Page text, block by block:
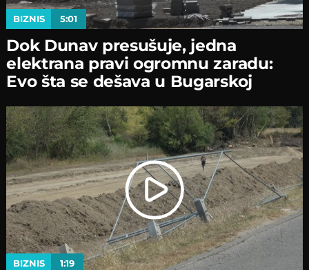
BIZNIS 5:01
Dok Dunav presušuje, jedna
elektrana pravi ogromnu zaradu:
Evo šta se dešava u Bugarskoj
BIZNIS 1:19